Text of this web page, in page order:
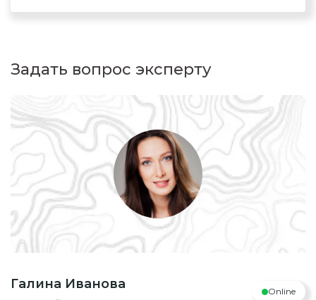
Задать вопрос эксперту
Галина Иванова Online